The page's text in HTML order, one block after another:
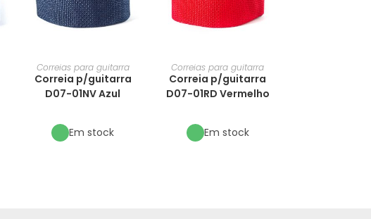
Correias para guitarra
Correia p/guitarra
D07-01NV Azul
Em stock
Correias para guitarra
Correia p/guitarra
D07-01RD Vermelho
Em stock